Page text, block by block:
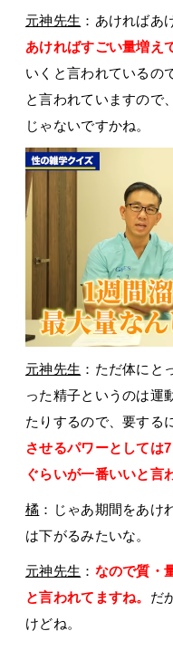
元神先生 ：あければあ
あければすごい量増え
いくと言われているの
と言われていますので
じゃないですかね。
元神先生 ：ただ体にと
った精子というのは運
たりするので、要する
させるパワーとしては
ぐらいが一番いいと言
橘 ：じゃあ期間をあけ
は下がるみたいな。
元神先生 ： なので質・
と言われてますね。 だ
けどね。